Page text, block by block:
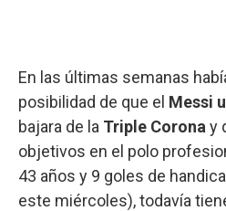
En las últimas semanas
posibilidad de que el Messi
bajara de la Triple Corona y
objetivos en el polo
43 años y 9 goles de
este miércoles), todavía